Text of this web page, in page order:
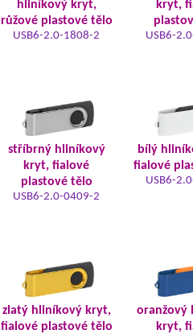
hliníkový kryt,
růžové plastové tělo
USB6-2.0-1808-2
kryt,
USB6-
stříbrný hliníkový
kryt, fialové
plastové tělo
USB6-2.0-0409-2
bílý
fialové
USB6-
zlatý hliníkový kryt,
fialové plastové tělo
oranžový
kryt,